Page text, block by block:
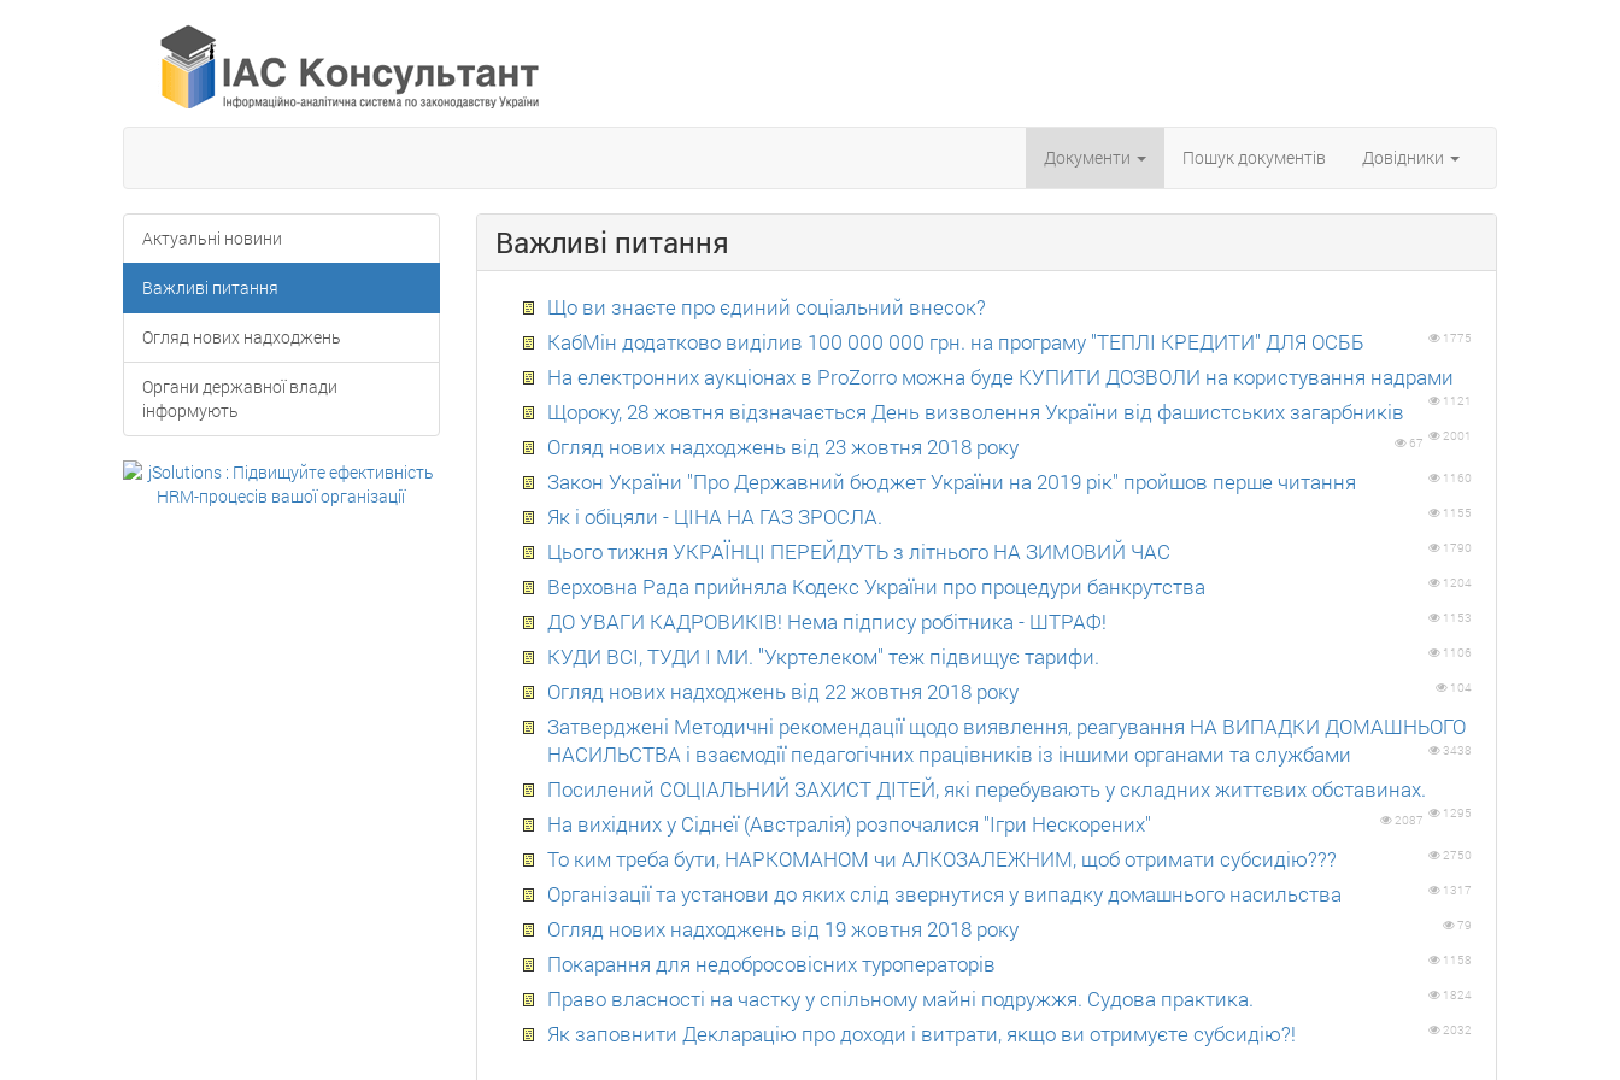
Документи Пошук документiв Довiдники
Актуальнi новини
Важливi питання
Огляд нових надходжень
Органи державної влади
iнформують
Важливi питання
Що ви знаєте про єдиний соціальний внесок?
КабМін додатково виділив 100 000 000 грн. на програму "ТЕПЛІ КРЕДИТИ" ДЛЯ ОСББ
1775
На електронних аукціонах в ProZorro можна буде КУПИТИ ДОЗВОЛИ на користування надрами
1121
Щороку, 28 жовтня відзначається День визволення України від фашистських загарбників
2001
Огляд нових надходжень від 23 жовтня 2018 року 67
Закон України "Про Державний бюджет України на 2019 рік" пройшов перше читання 1160
Як і обіцяли - ЦІНА НА ГАЗ ЗРОСЛА. 1155
Цього тижня УКРАЇНЦІ ПЕРЕЙДУТЬ з літнього НА ЗИМОВИЙ ЧАС 1790
Верховна Рада прийняла Кодекс України про процедури банкрутства 1204
ДО УВАГИ КАДРОВИКІВ! Нема підпису робітника - ШТРАФ! 1153
КУДИ ВСІ, ТУДИ І МИ. "Укртелеком" теж підвищує тарифи. 1106
Огляд нових надходжень від 22 жовтня 2018 року 104
Затверджені Методичні рекомендації щодо виявлення, реагування НА ВИПАДКИ ДОМАШНЬОГО
НАСИЛЬСТВА і взаємодії педагогічних працівників із іншими органами та службами
3438
Посилений СОЦІАЛЬНИЙ ЗАХИСТ ДІТЕЙ, які перебувають у складних життєвих обставинах.
1295
На вихідних у Сіднеї (Австралія) розпочалися "Ігри Нескорених" 2087
То ким треба бути, НАРКОМАНОМ чи АЛКОЗАЛЕЖНИМ, щоб отримати субсидію??? 2750
Організації та установи до яких слід звернутися у випадку домашнього насильства 1317
Огляд нових надходжень від 19 жовтня 2018 року 79
Покарання для недобросовісних туроператорів 1158
Право власності на частку у спільному майні подружжя. Судова практика. 1824
Як заповнити Декларацію про доходи і витрати, якщо ви отримуєте субсидію?! 2032